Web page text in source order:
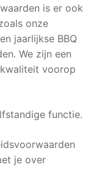
is er ook
onze
jaarlijkse BBQ
We zijn een
voorop
functie.
je over